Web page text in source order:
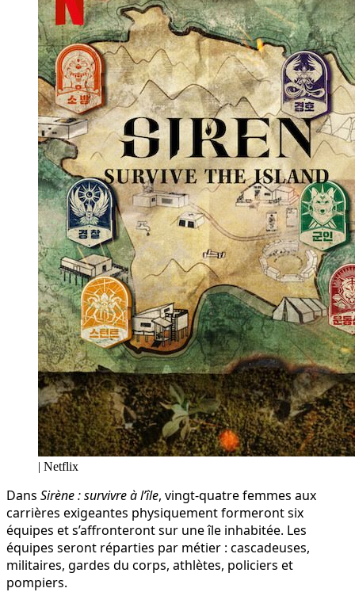
| Netflix
Dans Sirène : survivre à l’île, vingt-quatre femmes aux
carrières exigeantes physiquement formeront six
équipes et s’affronteront sur une île inhabitée. Les
équipes seront réparties par métier : cascadeuses,
militaires, gardes du corps, athlètes, policiers et
pompiers.